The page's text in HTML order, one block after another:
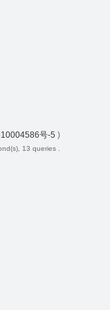
号-5 )
13 queries .